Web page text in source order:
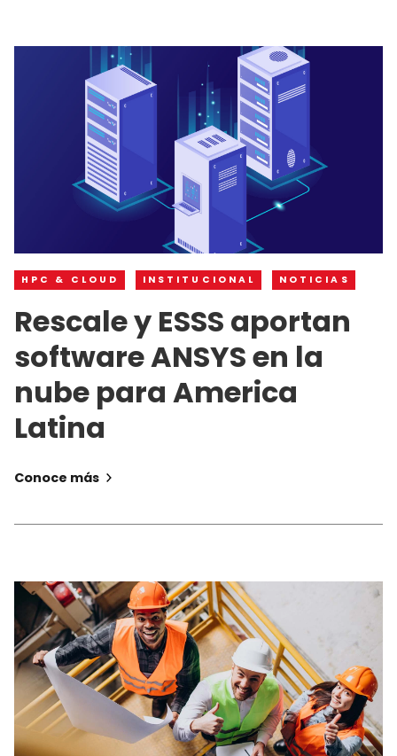
HPC & CLOUD INSTITUCIONAL NOTICIAS
Rescale y ESSS aportan
software ANSYS en la
nube para America
Latina
Conoce más